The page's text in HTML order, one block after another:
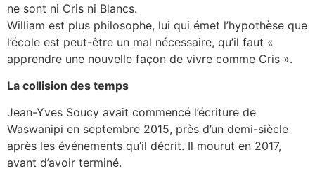
ne sont ni Cris ni Blancs.
William est plus philosophe, lui qui émet l’hypothèse que
l’école est peut-être un mal nécessaire, qu’il faut «
apprendre une nouvelle façon de vivre comme Cris ».
La collision des temps
Jean-Yves Soucy avait commencé l’écriture de
Waswanipi en septembre 2015, près d’un demi-siècle
après les événements qu’il décrit. Il mourut en 2017,
avant d’avoir terminé.